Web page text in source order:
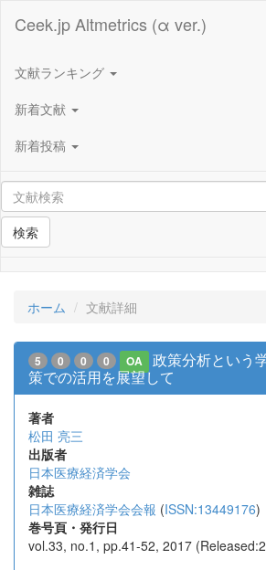
Ceek.jp Altmetrics (α ver.)
文献ランキング
新着文献
新着投稿
検索
ホーム 文献詳細
5 0 0 0 OA
政策分析という
策での活用を展望して
著者
松田 亮三
出版者
日本医療経済学会
雑誌
日本医療経済学会会報 (ISSN:13449176)
巻号頁・発行日
vol.33, no.1, pp.41-52, 2017